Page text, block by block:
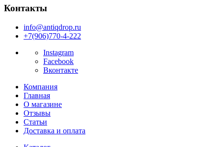
Контакты
info@antiqdrop.ru
+7(906)770-4-222
Instagram
Facebook
Вконтакте
Компания
Главная
О магазине
Отзывы
Статьи
Доставка и оплата